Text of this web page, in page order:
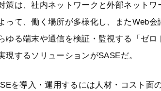
策は、社内ネットワークと外部ネット
って、働く場所が多様化し、またWeb
ゆる端末や通信を検証・監視する「ゼ
現するソリューションがSASEだ。
を導入・運用するには人材・コスト面